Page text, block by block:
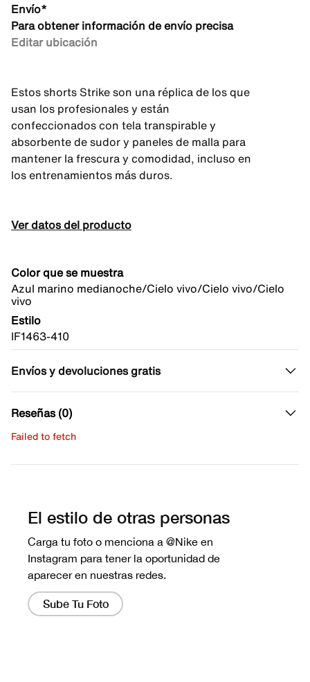
Envío*
Para obtener información de envío precisa
Editar ubicación
Estos shorts Strike son una réplica de los que
usan los profesionales y están
confeccionados con tela transpirable y
absorbente de sudor y paneles de malla para
mantener la frescura y comodidad, incluso en
los entrenamientos más duros.
Ver datos del producto
Color que se muestra
Azul marino medianoche/Cielo vivo/Cielo vivo/Cielo
vivo
Estilo
IF1463-410
Envíos y devoluciones gratis
Reseñas (0)
Failed to fetch